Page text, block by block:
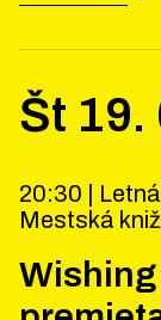
Št 19.
20:30 |
Mestská
Wishing